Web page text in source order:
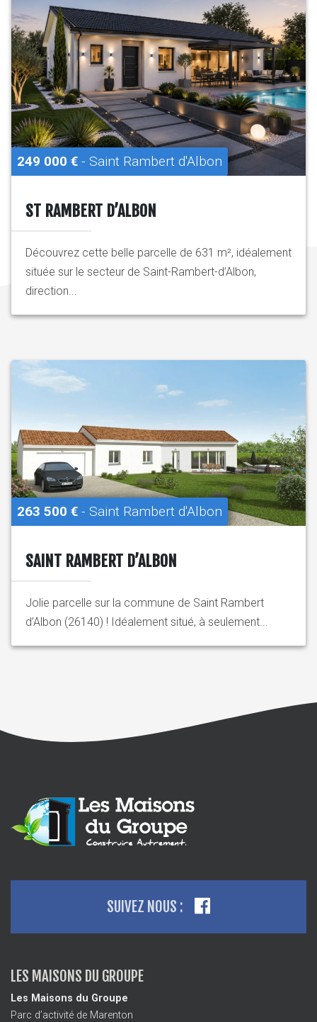
249 000 € - Saint Rambert d'Albon
ST RAMBERT D’ALBON
Découvrez cette belle parcelle de 631 m², idéalement
située sur le secteur de Saint-Rambert-d’Albon,
direction...
263 500 € - Saint Rambert d'Albon
SAINT RAMBERT D’ALBON
Jolie parcelle sur la commune de Saint Rambert
d’Albon (26140) ! Idéalement situé, à seulement...
SUIVEZ NOUS :
LES MAISONS DU GROUPE
Les Maisons du Groupe
Parc d’activité de Marenton